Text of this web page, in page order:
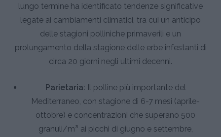
lungo termine ha identificato tendenze significative
legate ai cambiamenti climatici, tra cui un anticipo
delle stagioni polliniche primaverili e un
prolungamento della stagione delle erbe infestanti di
circa 20 giorni negli ultimi decenni.
Parietaria: Il polline più importante del
Mediterraneo, con stagione di 6-7 mesi (aprile-
ottobre) e concentrazioni che superano 500
granuli/m³ ai picchi di giugno e settembre,